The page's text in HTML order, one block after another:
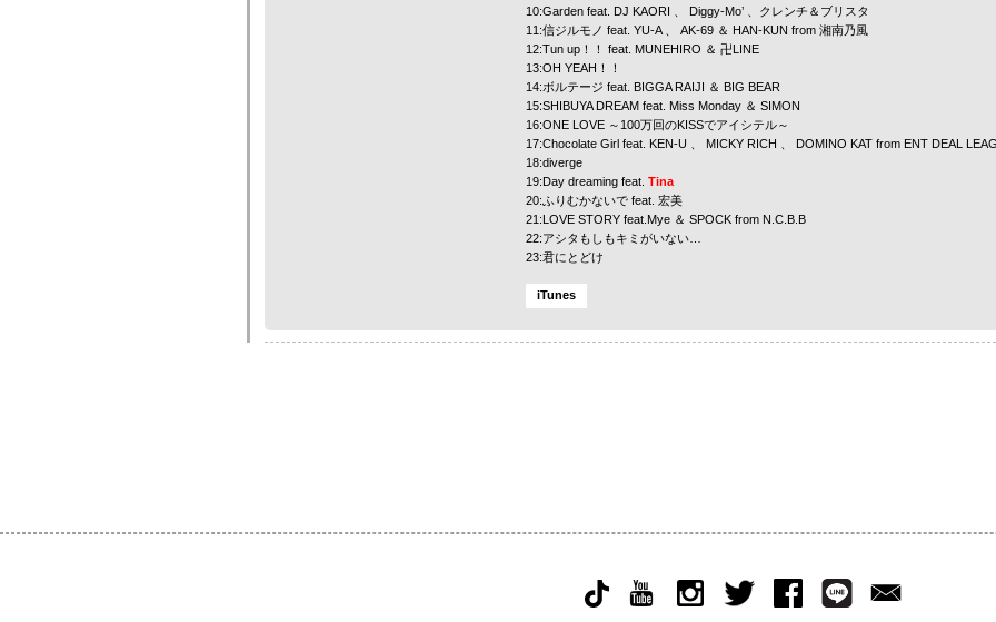
10:Garden feat. DJ KAORI 、 Diggy-Mo’ 、クレンチ＆ブリスタ
11:信ジルモノ feat. YU-A、 AK-69 ＆ HAN-KUN from 湘南乃風
12:Tun up！！ feat. MUNEHIRO ＆ 卍LINE
13:OH YEAH！！
14:ボルテージ feat. BIGGA RAIJI ＆ BIG BEAR
15:SHIBUYA DREAM feat. Miss Monday ＆ SIMON
16:ONE LOVE ～100万回のKISSでアイシテル～
17:Chocolate Girl feat. KEN-U MICKY RICH DOMINO KAT from ENT DEAL
18:diverge
19:Day dreaming feat. Tina
20:ふりむかないで feat. 宏美
21:LOVE STORY feat.Mye ＆ SPOCK from N.C.B.B
22:アシタもしもキミがいない…
23:君にとどけ
iTunes